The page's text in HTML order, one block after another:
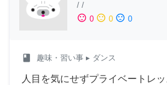
/ /
sentiment_satisfied 0 sentiment_neutral 0 sentiment_dissatisfied 0
class 趣味・習い事 ▸ ダンス
人目を気にせずプライベートレ